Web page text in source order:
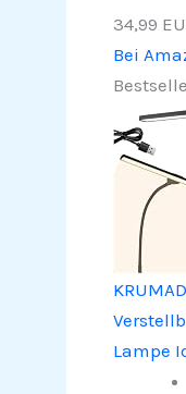
34,99
Bei
Lampe